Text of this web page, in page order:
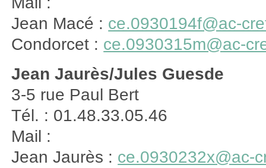
Jean Macé : ce.0930194f@ac-
Condorcet : ce.0930315m@ac-
Jean Jaurès/Jules Guesde
3-5 rue Paul Bert
Tél. : 01.48.33.05.46
Mail :
Jean Jaurès : ce.0930232x@ac-